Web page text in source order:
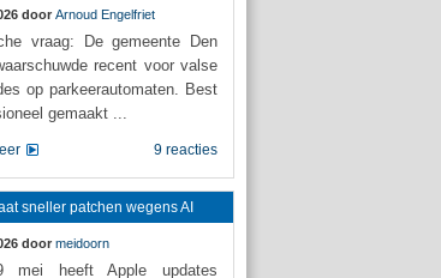
door Arnoud Engelfriet
vraag: De gemeente Den
recent voor valse
op parkeerautomaten. Best
gemaakt ...
9 reacties
sneller patchen wegens AI
door meidoorn
mei heeft Apple updates